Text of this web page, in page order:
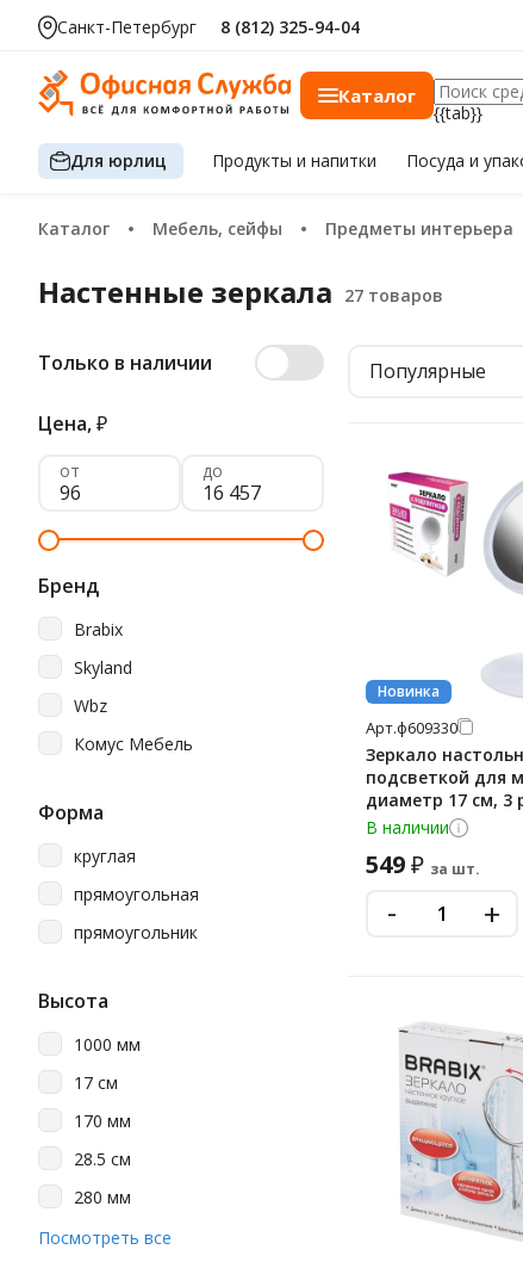
Санкт-Петербург 8 (812) 325-94-04
Каталог
{{tab}}
Для юрлиц Продуктыи напитки Посуда и
Каталог Мебель, сейфы Предметы интерьера
Настенные зеркала
Только в наличии
Цена,₽
от до
Бренд
Brabix
Skyland
Wbz
Комус Мебель
Форма
круглая
прямоугольная
прямоугольник
Высота
1000 мм
17 см
170 мм
28.5 см
280 мм
29 см
Посмотреть все
Популярные
Новинка
Арт.ф609330
Зеркало
подсветкой для
диаметр 17 см, 3
свечения,
mAh, цвет белый,
609330
В наличии
549₽ за шт.
- +